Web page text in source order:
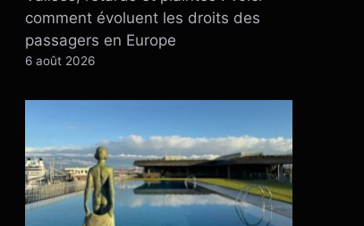
comment évoluent les droits des
passagers en Europe
6 août 2026